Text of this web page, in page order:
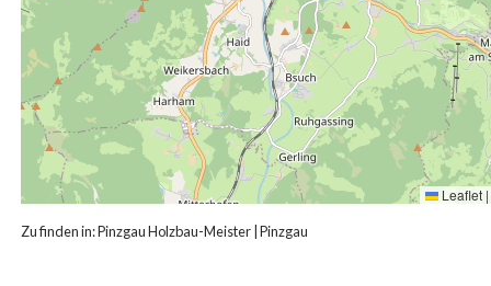
Leaflet |
Zu finden in:Pinzgau Holzbau-Meister Pinzgau